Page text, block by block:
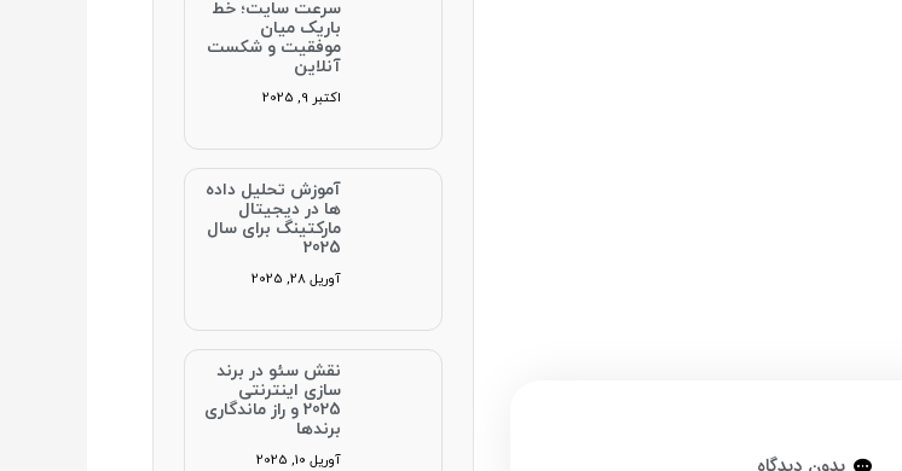
سرعت سایت؛ خط
باریک میان
موفقیت و شکست
آنلاین
اکتبر 9, 2025
آموزش تحلیل داده‌
ها در دیجیتال
مارکتینگ برای سال
2025
آوریل 28, 2025
نقش سئو در برند
سازی اینترنتی
2025 و راز ماندگاری
برندها
آوریل 10, 2025